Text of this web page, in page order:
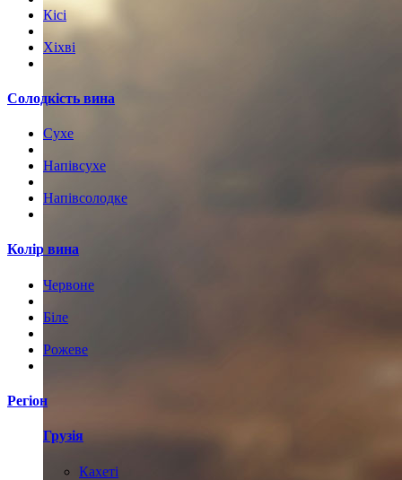
Кісі
Хіхві
Солодкість вина
Сухе
Напівсухе
Напівсолодке
Колір вина
Червоне
Біле
Рожеве
Регіон
Грузія
Кахеті